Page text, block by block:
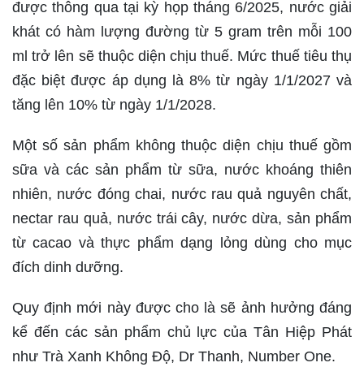
được thông qua tại kỳ họp tháng 6/2025, nước giải
khát có hàm lượng đường từ 5 gram trên mỗi 100
ml trở lên sẽ thuộc diện chịu thuế. Mức thuế tiêu thụ
đặc biệt được áp dụng là 8% từ ngày 1/1/2027 và
tăng lên 10% từ ngày 1/1/2028.
Một số sản phẩm không thuộc diện chịu thuế gồm
sữa và các sản phẩm từ sữa, nước khoáng thiên
nhiên, nước đóng chai, nước rau quả nguyên chất,
nectar rau quả, nước trái cây, nước dừa, sản phẩm
từ cacao và thực phẩm dạng lỏng dùng cho mục
đích dinh dưỡng.
Quy định mới này được cho là sẽ ảnh hưởng đáng
kể đến các sản phẩm chủ lực của Tân Hiệp Phát
như Trà Xanh Không Độ, Dr Thanh, Number One.